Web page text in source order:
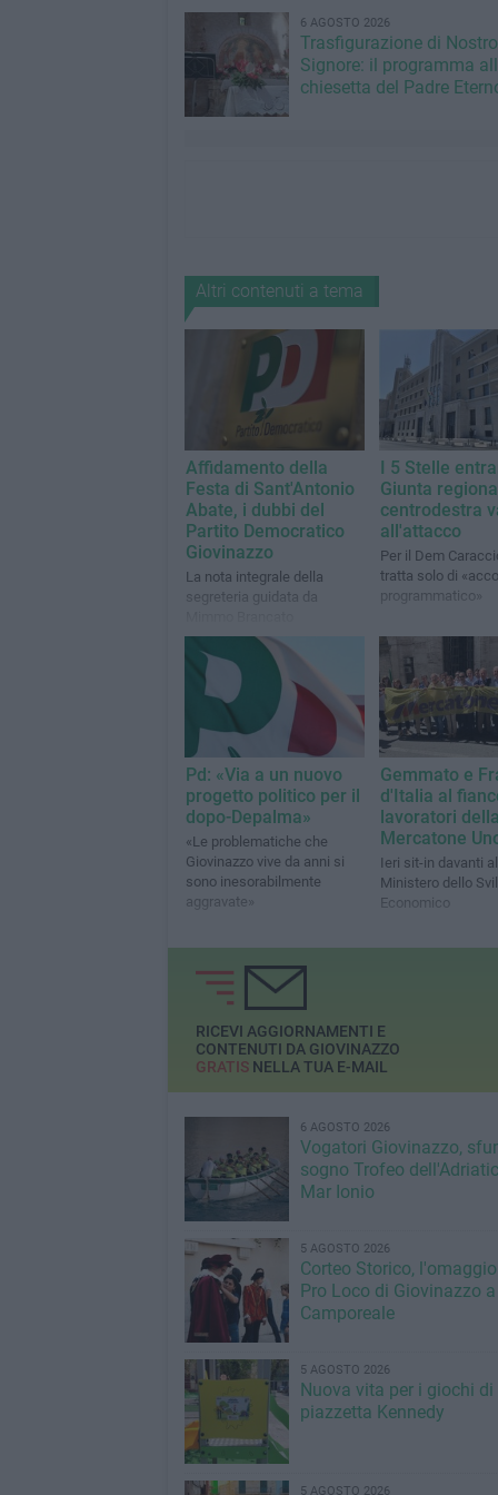
6 AGOSTO 2026
Trasfigurazione di Nostro
Signore: il programma
chiesetta del Padre
Altri contenuti a tema
Affidamento della
Festa di Sant'Antonio
Abate, i dubbi del
Partito Democratico
Giovinazzo
La nota integrale della
segreteria guidata da
I 5 Stelle
Giunta
centrodestra
all'attacco
Per il Dem
tratta solo di
programmatico»
Pd: «Via a un nuovo
progetto politico per il
dopo-Depalma»
«Le problematiche che
Giovinazzo vive da anni si
sono inesorabilmente
aggravate»
Gemmato e
d'Italia al
lavoratori della
Mercatone
Ieri sit-in davanti al
Ministero dello
Economico
RICEVI AGGIORNAMENTI E
CONTENUTI DA GIOVINAZZO
GRATISNELLA TUA E-MAIL
6 AGOSTO 2026
Vogatori Giovinazzo,
sogno Trofeo
Mar Ionio
5 AGOSTO 2026
Corteo Storico,
Pro Loco di Giovinazzo a
Camporeale
5 AGOSTO 2026
Nuova vita per i giochi di
piazzetta Kennedy
5 AGOSTO 2026